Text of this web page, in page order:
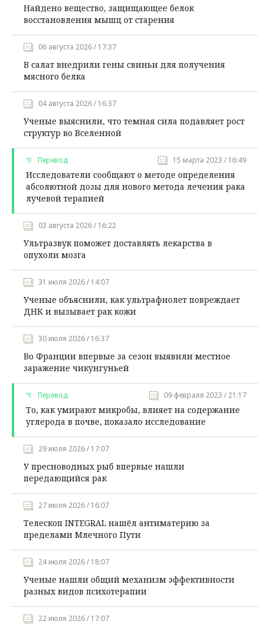
Найдено вещество, защищающее белок
восстановления мышц от старения
06 августа 2026 / 17:37
В салат внедрили гены свиньи для получения
мясного белка
04 августа 2026 / 16:37
Ученые выяснили, что темная сила подавляет рост
структур во Вселенной
Перевод 15 марта 2023 / 16:49
Исследователи сообщают о методе определения
абсолютной дозы для нового метода лечения рака
лучевой терапией
03 августа 2026 / 16:22
Ультразвук поможет доставлять лекарства в
опухоли мозга
31 июля 2026 / 14:07
Ученые объяснили, как ультрафиолет повреждает
ДНК и вызывает рак кожи
30 июля 2026 / 16:37
Во Франции впервые за сезон выявили местное
заражение чикунгуньей
Перевод 09 февраля 2023 / 21:17
То, как умирают микробы, влияет на содержание
углерода в почве, показало исследование
29 июля 2026 / 17:07
У пресноводных рыб впервые нашли
передающийся рак
27 июля 2026 / 16:07
Телескоп INTEGRAL нашёл антиматерию за
пределами Млечного Пути
24 июля 2026 / 18:07
Ученые нашли общий механизм эффективности
разных видов психотерапии
22 июля 2026 / 17:07